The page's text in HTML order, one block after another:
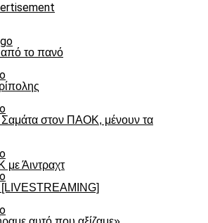
το πανό
Σαμάτα στον ΠΑΟΚ, μένουν τα
Άιντραχτ